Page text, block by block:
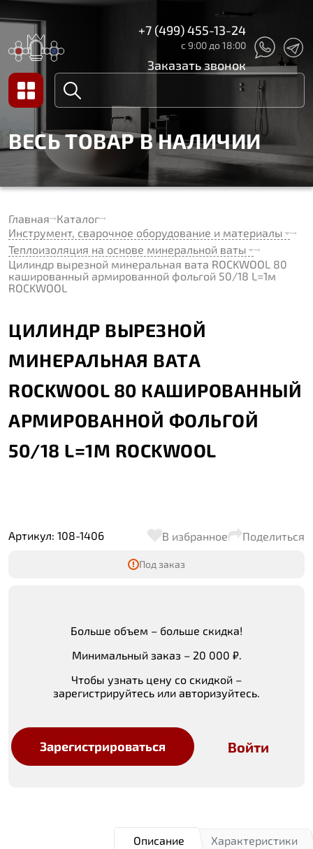
+7 (499) 455-13-24
с 9:00 до 18:00
Заказать звонок
ВЕСЬ ТОВАР В НАЛИЧИИ
Главная
Каталог
Инструмент, сварочное оборудование и материалы
Теплоизоляция на основе минеральной ваты
Цилиндр вырезной минеральная вата ROCKWOOL 80
кашированный армированной фольгой 50/18 L=1м
ROCKWOOL
ЦИЛИНДР ВЫРЕЗНОЙ
МИНЕРАЛЬНАЯ ВАТА
ROCKWOOL 80 КАШИРОВАННЫЙ
АРМИРОВАННОЙ ФОЛЬГОЙ
50/18 L=1М ROCKWOOL
Артикул: 108-1406 В избранное Поделиться
Под заказ
Больше объем – больше скидка!
Минимальный заказ – 20 000 ₽.
Чтобы узнать цену со скидкой –
зарегистрируйтесь или авторизуйтесь.
Зарегистрироваться Войти
Характеристики
Описание